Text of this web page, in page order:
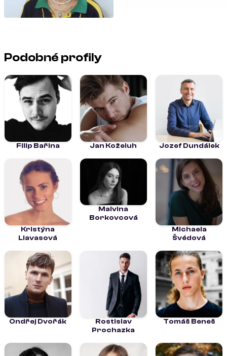
Podobné profily
Filip Bařina Jan Koželuh Jozef Dundálek
Kristýna
Liavasová
Malvina
Borkovcová
Michaela
Švédová
Ondřej Dvořák
Rostislav
Prochazka
Tomáš Beneš